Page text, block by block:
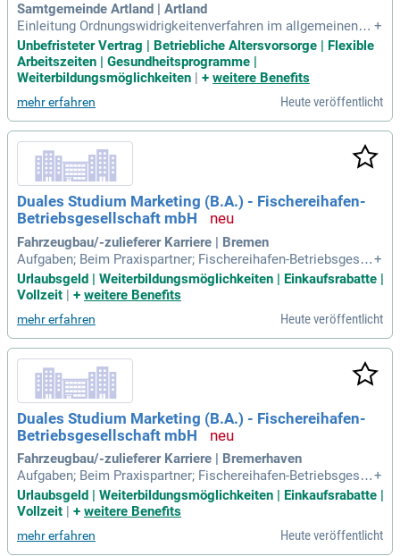
Samtgemeinde Artland | Artland
Einleitung Ordnungswidrigkeitenverfahren im allgemeinen O
rdnungsrecht als auch bei spezialgesetzlichen Grundlagen;
weitere Aufgaben wie Fischereiwesen, Schornsteinfegerwes
en, Organisation Frühjahrsputz, Osterfeuer, etc.
+
Unbefristeter Vertrag | Betriebliche Altersvorsorge | Flexible
Arbeitszeiten | Gesundheitsprogramme |
Weiterbildungsmöglichkeiten
+ weitere Benefits
mehr erfahren Heute veröffentlicht
Duales Studium Marketing (B.A.) - Fischereihafen-
Betriebsgesellschaft mbH
Fahrzeugbau/-zulieferer Karriere | Bremen
Aufgaben; Beim Praxispartner; Fischereihafen-Betriebsgesell
schaft mbH: Du musst keine Studiengebühren zahlen; das ü
bernehmen wir von der Fischereihafen-Betriebsgesellschaft
+
Urlaubsgeld | Weiterbildungsmöglichkeiten | Einkaufsrabatte |
Vollzeit | + weitere Benefits
mehr erfahren Heute veröffentlicht
Duales Studium Marketing (B.A.) - Fischereihafen-
Betriebsgesellschaft mbH
Fahrzeugbau/-zulieferer Karriere | Bremerhaven
Aufgaben; Beim Praxispartner; Fischereihafen-Betriebsgesell
schaft mbH: Du musst keine Studiengebühren zahlen; das ü
bernehmen wir von der Fischereihafen-Betriebsgesellschaft
+
Urlaubsgeld | Weiterbildungsmöglichkeiten | Einkaufsrabatte |
Vollzeit | + weitere Benefits
mehr erfahren Heute veröffentlicht